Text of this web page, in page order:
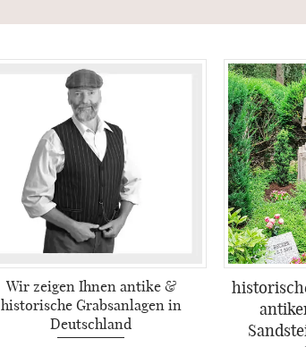
Wir zeigen Ihnen antike &
historische Grabsanlagen in
Deutschland